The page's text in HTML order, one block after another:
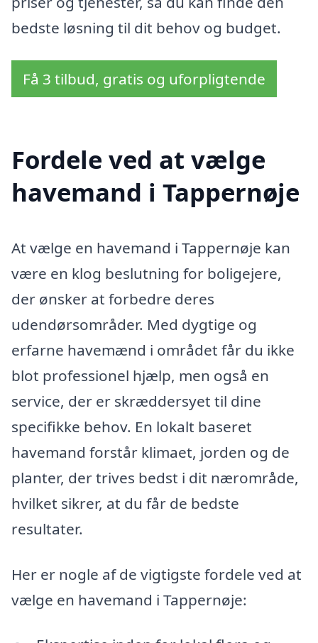
bedste løsning til dit behov og budget.
Få 3 tilbud, gratis og uforpligtende
Fordele ved at vælge
havemand i Tappernøje
At vælge en havemand i Tappernøje kan
være en klog beslutning for boligejere,
der ønsker at forbedre deres
udendørsområder. Med dygtige og
erfarne havemænd i området får du ikke
blot professionel hjælp, men også en
service, der er skræddersyet til dine
specifikke behov. En lokalt baseret
havemand forstår klimaet, jorden og de
planter, der trives bedst i dit nærområde,
hvilket sikrer, at du får de bedste
resultater.
Her er nogle af de vigtigste fordele ved at
vælge en havemand i Tappernøje: